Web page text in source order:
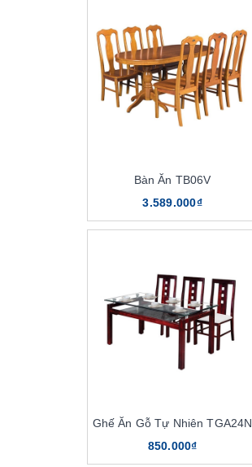
Bàn Ăn TB06V
3.589.000₫
Ghế Ăn Gỗ Tự Nhiên TGA24N
850.000₫